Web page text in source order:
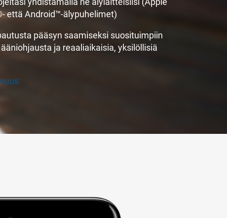
että Android™-älypuhelimet)
pääsyn saamiseksi suosituimpiin
ja reaaliaikaisia, yksilöllisiä